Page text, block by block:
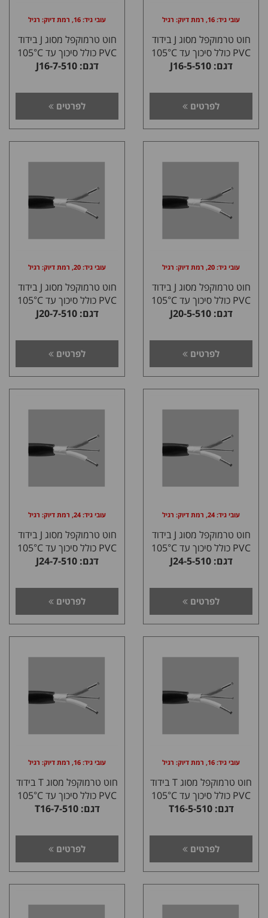
עובי גיד: 16, רמת דיוק: רגיל
חוט טרמוקפל מסוג J בידוד
PVC כולל סיכוך עד 105°C
דגם: J16-5-510
לפרטים
עובי גיד: 16, רמת דיוק: רגיל
חוט טרמוקפל מסוג J בידוד
PVC כולל סיכוך עד 105°C
דגם: J16-7-510
לפרטים
עובי גיד: 20, רמת דיוק: רגיל
חוט טרמוקפל מסוג J בידוד
PVC כולל סיכוך עד 105°C
דגם: J20-5-510
לפרטים
עובי גיד: 20, רמת דיוק: רגיל
חוט טרמוקפל מסוג J בידוד
PVC כולל סיכוך עד 105°C
דגם: J20-7-510
לפרטים
עובי גיד: 24, רמת דיוק: רגיל
חוט טרמוקפל מסוג J בידוד
PVC כולל סיכוך עד 105°C
דגם: J24-5-510
לפרטים
עובי גיד: 24, רמת דיוק: רגיל
חוט טרמוקפל מסוג J בידוד
PVC כולל סיכוך עד 105°C
דגם: J24-7-510
לפרטים
עובי גיד: 16, רמת דיוק: רגיל
חוט טרמוקפל מסוג T בידוד
PVC כולל סיכוך עד 105°C
דגם: T16-5-510
לפרטים
עובי גיד: 16, רמת דיוק: רגיל
חוט טרמוקפל מסוג T בידוד
PVC כולל סיכוך עד 105°C
דגם: T16-7-510
לפרטים